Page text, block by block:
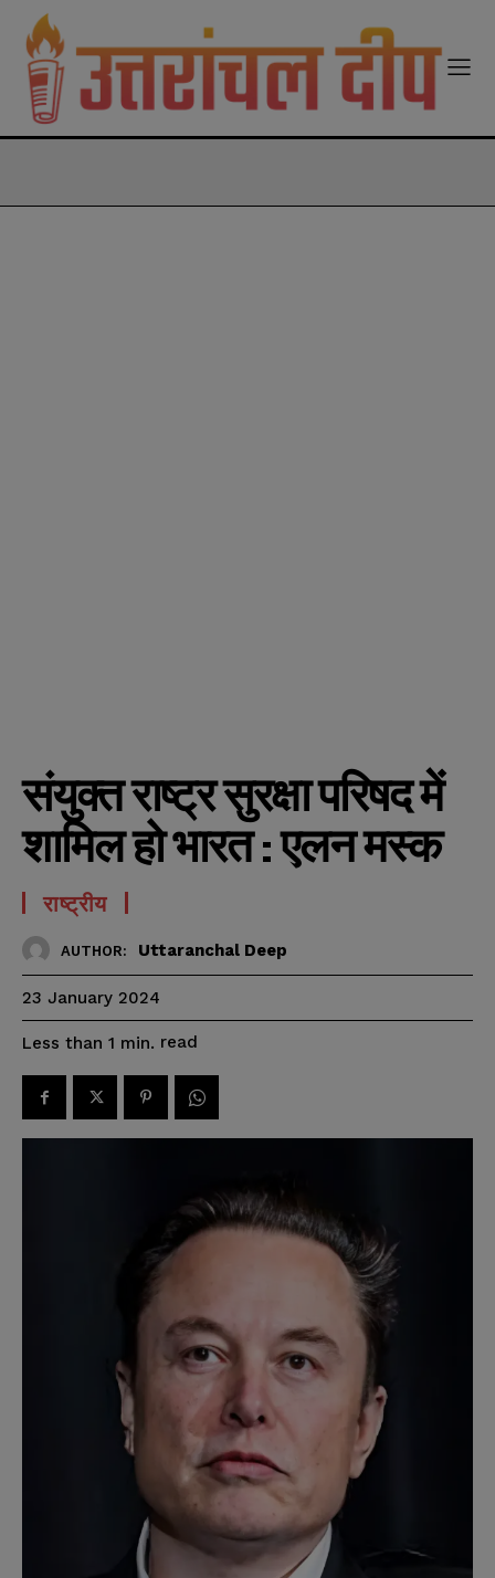
संयुक्त राष्ट्र सुरक्षा परिषद में
शामिल हो भारत : एलन मस्क
राष्ट्रीय
AUTHOR: Uttaranchal Deep
23 January 2024
Less than 1 min. read